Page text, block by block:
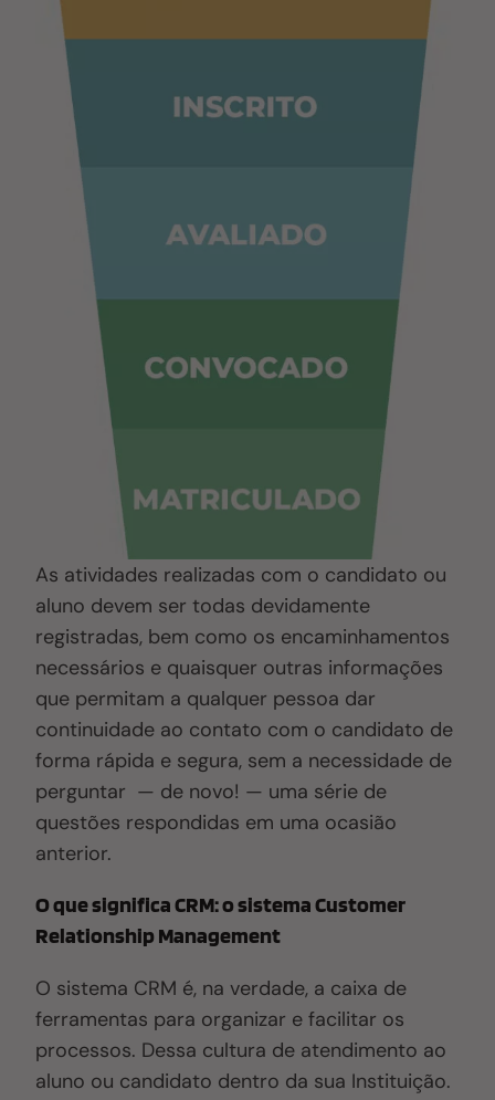
As atividades realizadas com o candidato ou
aluno devem ser todas devidamente
registradas, bem como os encaminhamentos
necessários e quaisquer outras informações
que permitam a qualquer pessoa dar
continuidade ao contato com o candidato de
forma rápida e segura, sem a necessidade de
perguntar — de novo! — uma série de
questões respondidas em uma ocasião
anterior.
O que significa CRM: o sistema Customer
Relationship Management
O sistema CRM é, na verdade, a caixa de
ferramentas para organizar e facilitar os
processos. Dessa cultura de atendimento ao
aluno ou candidato dentro da sua Instituição.